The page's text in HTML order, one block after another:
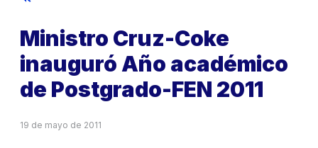
Ministro Cruz-Coke
inauguró Año académico
de Postgrado-FEN 2011
19 de mayo de 2011